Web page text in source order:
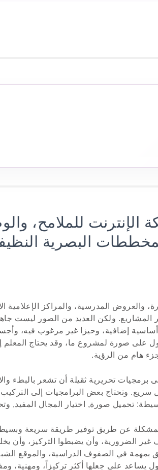
للملامح،
البصرية
المدرسية، والمراكز الإعلامية
المشاريع. ولكن العديد من الصور ليست
إضافية، وحيزا غير مرغوب فيه،
على صورة لمشروع ما، وقد يحتاج
هام من الرؤية.
تحريرية ثقيلة أن تشعر بالبطء
وتحتاج بعض البرامجيات إلى التركيب
تحميل صورة, اختيار المجال المفيد,
في "الطبق 24" تحل هذه المشكلة عن طريق توفير طريقة
غير الضرورية، وأن يضبطوا التركيز، وأن
بمهمة في الصفوف الدراسية، والموقع
يساعد على جعلها أكثر تركيزاً، ومهنية،